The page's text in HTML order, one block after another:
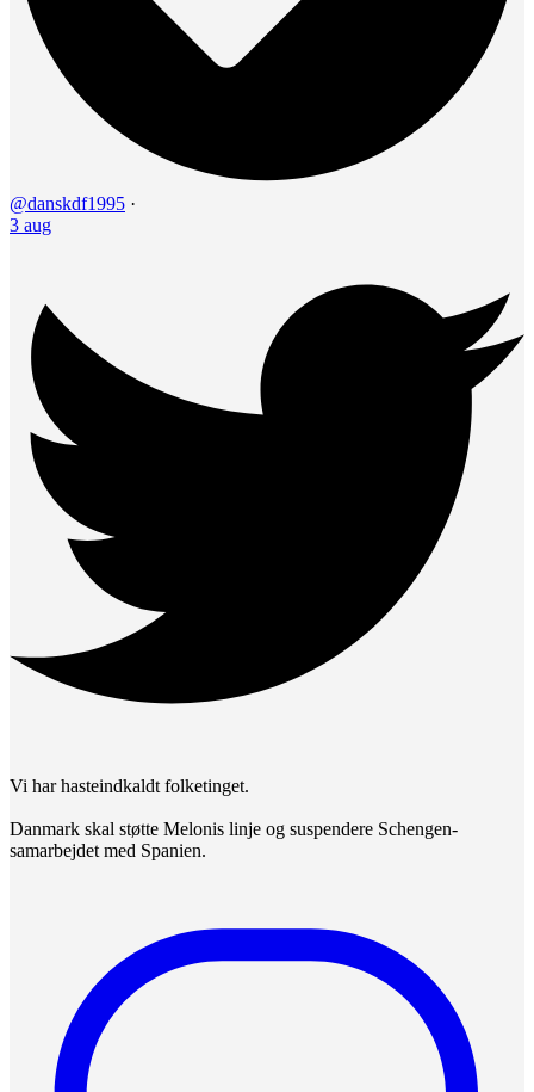
@danskdf1995 ·
3 aug
Vi har hasteindkaldt folketinget.
Danmark skal støtte Melonis linje og suspendere Schengen-
samarbejdet med Spanien.